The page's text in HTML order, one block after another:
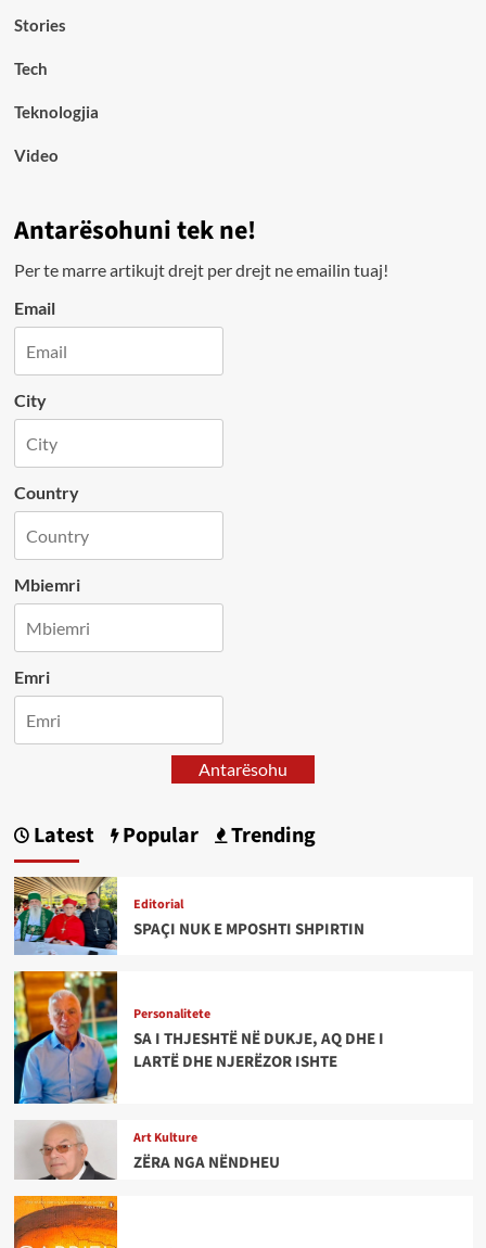
Stories
Tech
Teknologjia
Video
Antarësohuni tek ne!
Per te marre artikujt drejt per drejt ne emailin tuaj!
Email
City
Country
Mbiemri
Emri
Antarësohu
Latest Popular Trending
Editorial
SPAÇI NUK E MPOSHTI SHPIRTIN
Personalitete
SA I THJESHTË NË DUKJE, AQ DHE I
LARTË DHE NJERËZOR ISHTE
Art Kulture
ZËRA NGA NËNDHEU